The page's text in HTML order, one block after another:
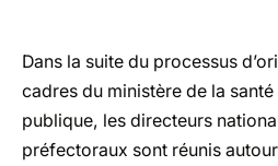
Dans la suite du processus
cadres du ministère de la santé
publique, les directeurs
préfectoraux sont réunis